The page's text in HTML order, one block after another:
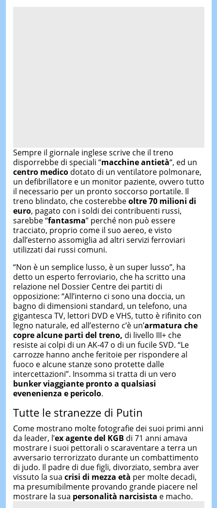
Sempre il giornale inglese scrive che il treno
disporrebbe di speciali “macchine antietà“, ed un
centro medicodotato di un ventilatore polmonare,
un defibrillatore e un monitor paziente, ovvero tutto
il necessario per un pronto soccorso portatile. Il
treno blindato, che costerebbeoltre 70 milioni di
euro, pagato con i soldi dei contribuenti russi,
sarebbe “fantasma” perché non può essere
tracciato, proprio come il suo aereo, e visto
dall’esterno assomiglia ad altri servizi ferroviari
utilizzati dai russi comuni.
“Non è un semplice lusso, è un super lusso”, ha
detto un esperto ferroviario, che ha scritto una
relazione nel Dossier Centre dei partiti di
opposizione: “All’interno ci sono una doccia, un
bagno di dimensioni standard, un telefono, una
gigantesca TV, lettori DVD e VHS, tutto è rifinito con
legno naturale, ed all’esterno c’è un’armatura che
copre alcune parti del treno, di livello III+ che
resiste ai colpi di un AK-47 o di un fucile SVD. “Le
carrozze hanno anche feritoie per rispondere al
fuoco e alcune stanze sono protette dalle
intercettazioni”. Insomma si tratta di un vero
bunker viaggiante pronto a qualsiasi
evenenienza e pericolo.
Tutte le stranezze di Putin
Come mostrano molte fotografie dei suoi primi anni
da leader, l’ex agente del KGB di 71 anni amava
mostrare i suoi pettorali o scaraventare a terra un
avversario terrorizzato durante un combattimento
di judo. Il padre di due figli, divorziato, sembra aver
vissuto la sua crisi di mezza età per molte decadi,
ma presumibilmente provando grande piacere nel
mostrare la sua personalità narcisista e macho.